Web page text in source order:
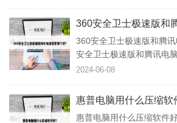
360安全卫士极速版和
好？360安全卫士极速
比
360安全卫士极速版和腾
安全卫士极速版和腾讯电
2024-06-08
惠普电脑用什么压缩软
软件推荐
惠普电脑用什么压缩软件